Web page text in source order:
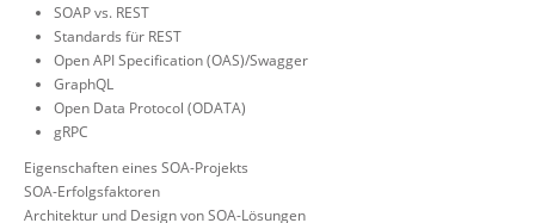
SOAP vs. REST
Standards für REST
Open API Specification (OAS)/Swagger
GraphQL
Open Data Protocol (ODATA)
gRPC
Eigenschaften eines SOA-Projekts
SOA-Erfolgsfaktoren
Architektur und Design von SOA-Lösungen